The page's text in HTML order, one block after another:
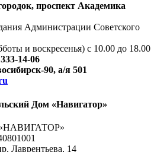
проспект Академика
Администрации Советского
и воскресенья) с 10.00 до 18.00
14-06
90, а/я 501
Дом «Навигатор»
«НАВИГАТОР»
Лаврентьева, 14